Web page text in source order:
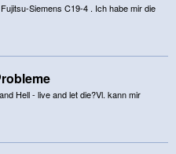
Siemens C19-4 . Ich habe mir die
Hell - live and let die?Vl. kann mir